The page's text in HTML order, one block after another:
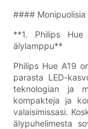
####
**1. Philips
älylamppu**
Philips Hue A19
parasta LED-
teknologian ja
kompakteja ja
valaisimissasi.
älypuhelimesta